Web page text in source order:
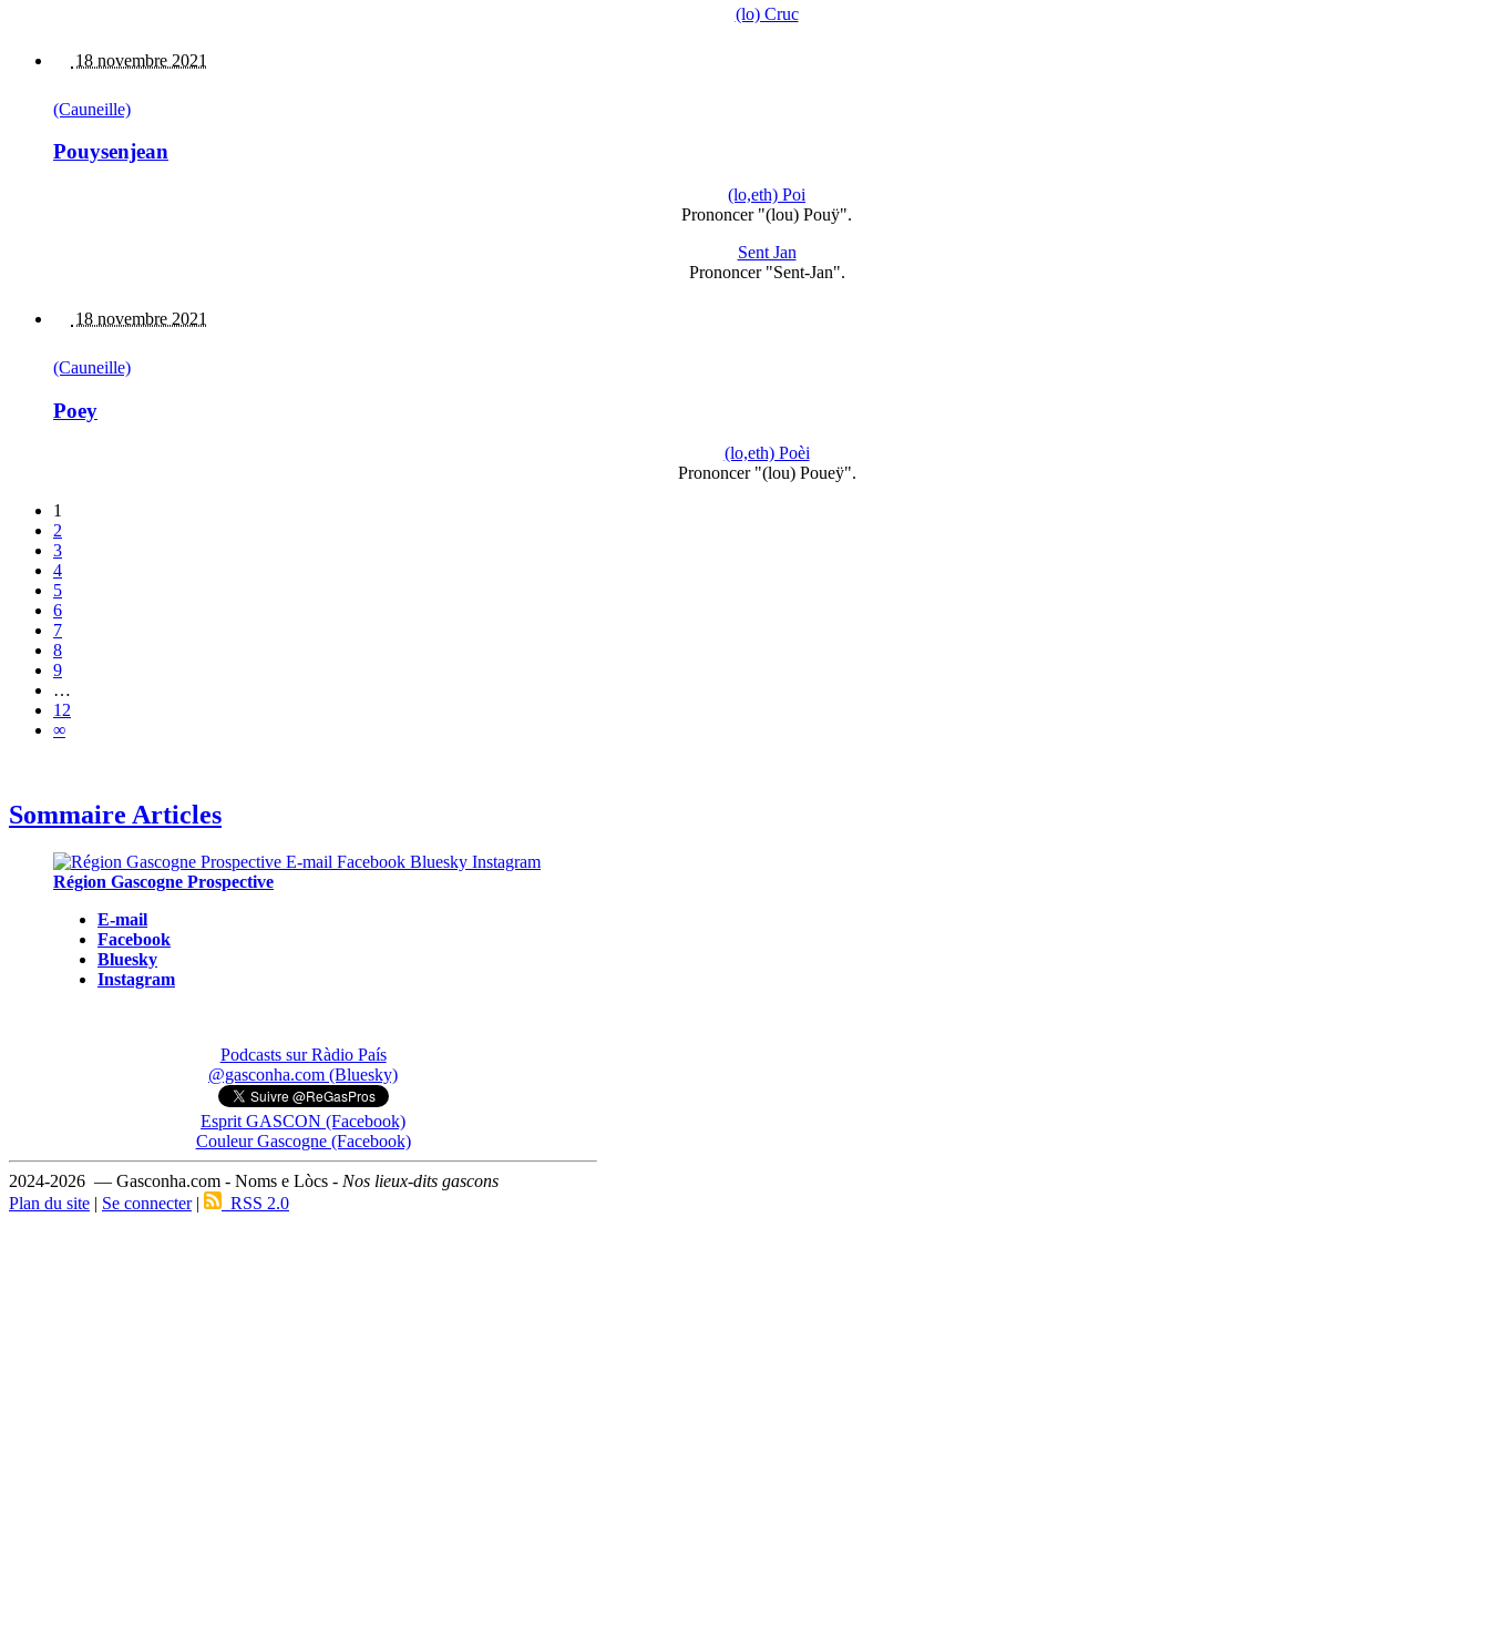
(lo) Cruc
18 novembre 2021
(Cauneille)
Pouysenjean
(lo,eth) Poi
Prononcer "(lou) Pouÿ".
Sent Jan
Prononcer "Sent-Jan".
18 novembre 2021
(Cauneille)
Poey
(lo,eth) Poèi
Prononcer "(lou) Poueÿ".
1
2
3
4
5
6
7
8
9
…
12
∞
Sommaire Articles
Région Gascogne Prospective
E-mail
Facebook
Bluesky
Instagram
Podcasts sur Ràdio País
@gasconha.com (Bluesky)
Esprit GASCON (Facebook)
Couleur Gascogne (Facebook)
2024-2026 — Gasconha.com - Noms e Lòcs - Nos lieux-dits gascons
Plan du site | Se connecter| RSS 2.0